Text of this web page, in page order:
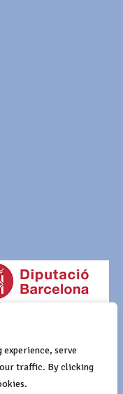
experience, serve
our traffic. By clicking